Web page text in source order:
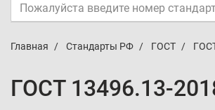
Главная Стандарты РФ ГОСТ
ГОСТ 13496.13-